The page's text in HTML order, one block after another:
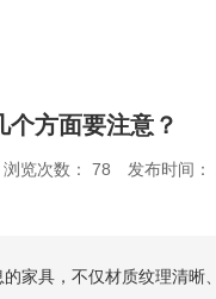
方面要注意？
浏览次数： 78 发布时间
家具，不仅材质纹理清